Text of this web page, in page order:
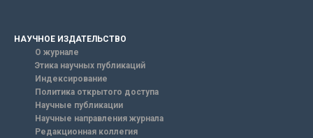
НАУЧНОЕ ИЗДАТЕЛЬСТВО
О журнале
Этика научных публикаций
Индексирование
Политика открытого доступа
Научные публикации
Научные направления журнала
Редакционная коллегия